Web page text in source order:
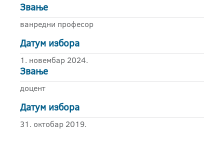
Звање
ванредни професор
Датум избора
1. новембар 2024.
Звање
доцент
Датум избора
31. октобар 2019.